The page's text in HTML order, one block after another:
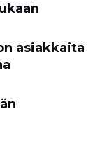
asiakkaita